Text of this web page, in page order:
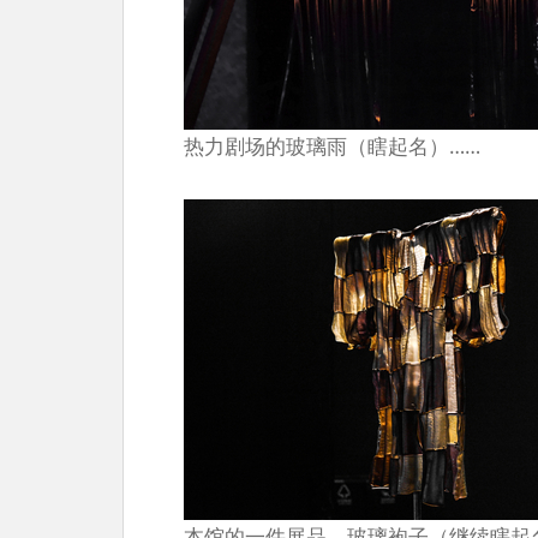
热力剧场的玻璃雨（瞎起名）……